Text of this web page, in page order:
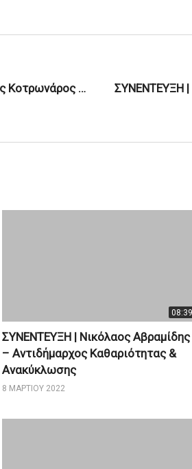
ΣΥΝΕΝΤΕΥΞΗ | Παναγιώτης Κοτρωνάρος – Ορειβάτης
08:39
ΣΥΝΕΝΤΕΥΞΗ | Νικόλαος Αβραμίδης
– Αντιδήμαρχος Καθαριότητας &
Ανακύκλωσης
8 ΜΑΡΤΊΟΥ 2022